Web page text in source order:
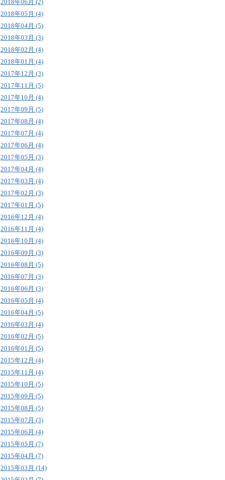
2018年06月 (2)
2018年05月 (4)
2018年04月 (5)
2018年03月 (3)
2018年02月 (4)
2018年01月 (4)
2017年12月 (3)
2017年11月 (5)
2017年10月 (4)
2017年09月 (5)
2017年08月 (4)
2017年07月 (4)
2017年06月 (4)
2017年05月 (3)
2017年04月 (4)
2017年03月 (4)
2017年02月 (3)
2017年01月 (5)
2016年12月 (4)
2016年11月 (4)
2016年10月 (4)
2016年09月 (3)
2016年08月 (5)
2016年07月 (3)
2016年06月 (3)
2016年05月 (4)
2016年04月 (5)
2016年03月 (4)
2016年02月 (5)
2016年01月 (5)
2015年12月 (4)
2015年11月 (4)
2015年10月 (5)
2015年09月 (5)
2015年08月 (5)
2015年07月 (3)
2015年06月 (4)
2015年05月 (7)
2015年04月 (7)
2015年03月 (14)